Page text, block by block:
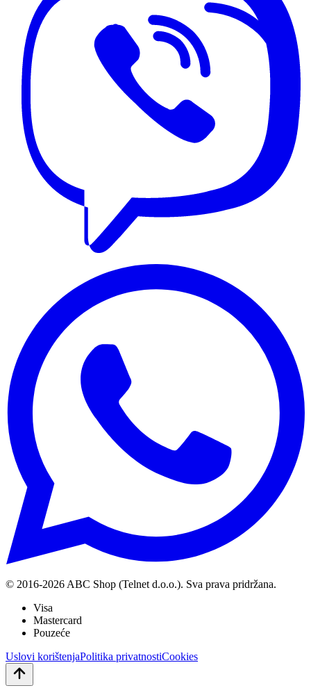
© 2016-2026 ABC Shop (Telnet d.o.o.). Sva prava pridržana.
Visa
Mastercard
Pouzeće
Uslovi korištenjaPolitika privatnostiCookies